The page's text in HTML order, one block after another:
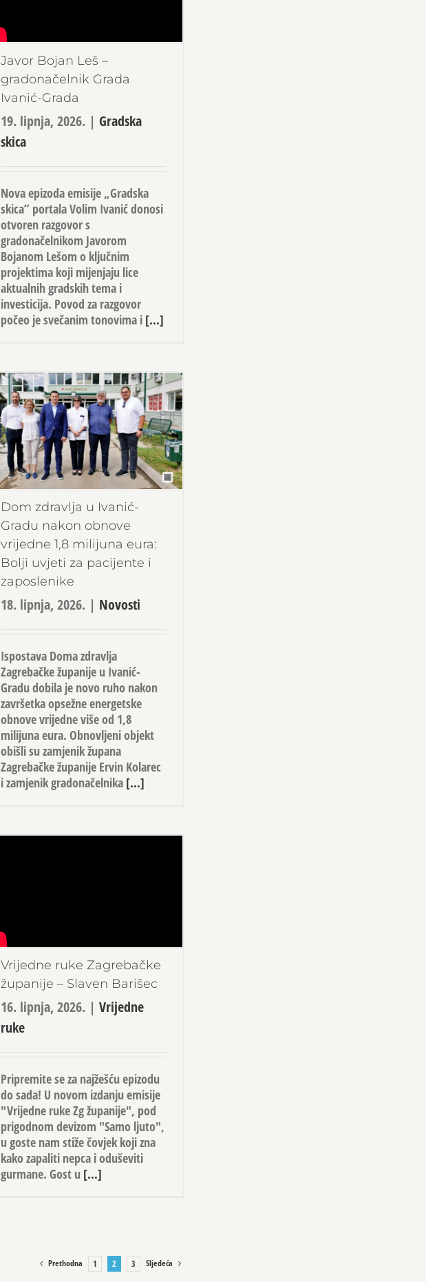
Javor Bojan Leš –
gradonačelnik Grada
Ivanić-Grada
19. lipnja, 2026. | Gradska
skica
Nova epizoda emisije „Gradska
skica” portala Volim Ivanić donosi
otvoren razgovor s
gradonačelnikom Javorom
Bojanom Lešom o ključnim
projektima koji mijenjaju lice
aktualnih gradskih tema i
investicija. Povod za razgovor
počeo je svečanim tonovima i[...]
Dom zdravlja u Ivanić-
Gradu nakon obnove
vrijedne 1,8 milijuna eura:
Bolji uvjeti za pacijente i
zaposlenike
18. lipnja, 2026. | Novosti
Ispostava Doma zdravlja
Zagrebačke županije u Ivanić-
Gradu dobila je novo ruho nakon
završetka opsežne energetske
obnove vrijedne više od 1,8
milijuna eura. Obnovljeni objekt
obišli su zamjenik župana
Zagrebačke županije Ervin Kolarec
i zamjenik gradonačelnika[...]
Vrijedne ruke Zagrebačke
županije – Slaven Barišec
16. lipnja, 2026. | Vrijedne
ruke
Pripremite se za najžešću epizodu
do sada! U novom izdanju emisije
"Vrijedne ruke Zg županije", pod
prigodnom devizom "Samo ljuto",
u goste nam stiže čovjek koji zna
kako zapaliti nepca i oduševiti
gurmane. Gost u [...]
Prethodna 1 2 3 Sljedeća